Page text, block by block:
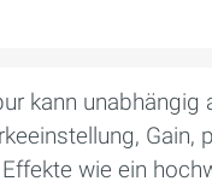
kann
Gain,
wie ein